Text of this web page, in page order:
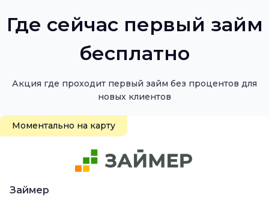
Где сейчас первый займ
бесплатно
Акция где проходит первый займ без процентов для
новых клиентов
Моментально на карту
Займер